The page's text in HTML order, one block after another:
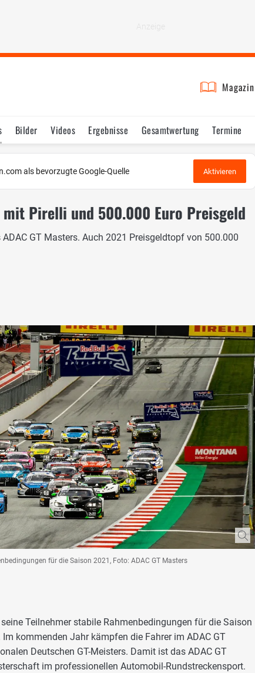
Magazin
Bilder Videos Ergebnisse Gesamtwertung Termine
als bevorzugte Google-Quelle Aktivieren
mit Pirelli und 500.000 Euro Preisgeld
GT Masters. Auch 2021 Preisgeldtopf von 500.000
für die Saison 2021, Foto: ADAC GT Masters
Teilnehmer stabile Rahmenbedingungen für die Saison
kommenden Jahr kämpfen die Fahrer im ADAC GT
Deutschen GT-Meisters. Damit ist das ADAC GT
im professionellen Automobil-Rundstreckensport.